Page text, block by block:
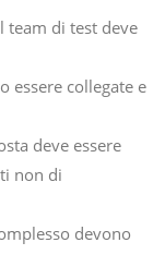
team di test deve
essere collegate e
deve essere
non di
devono